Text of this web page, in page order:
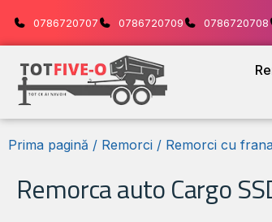
0786720707 0786720709 0786720708
Prima pagină / Remorci / Remorci cu
Remorca auto Cargo